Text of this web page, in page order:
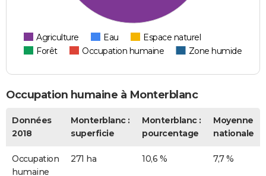
Agriculture Eau
Espace naturel
Forêt
Occupation humaine Zone humide
Occupation humaine à Monterblanc
Données
2018
Monterblanc :
superficie
Monterblanc :
pourcentage
Moyenne
nationale
Occupation
humaine
271 ha 10,6 % 7,7 %